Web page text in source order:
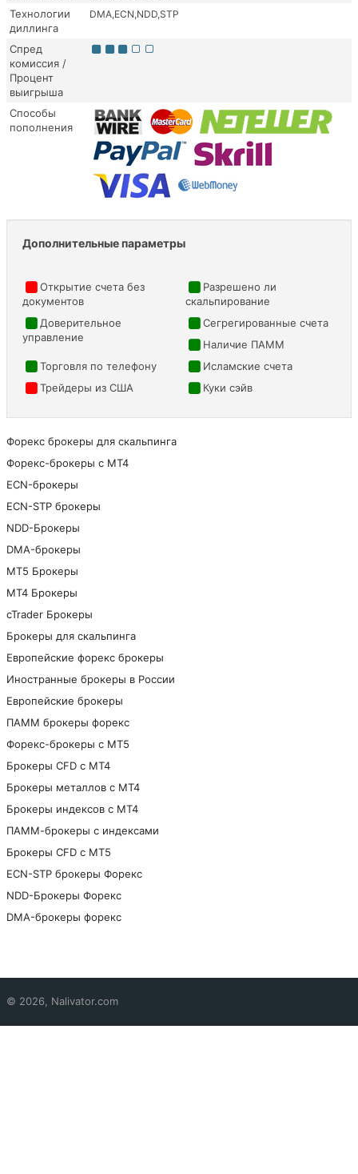
Технологии
диллинга
DMA ECN NDD STP
Спред
комиссия /
Процент
выигрыша
Способы
пополнения
Дополнительные параметры
Открытие счета без
документов
Разрешено ли
скальпирование
Доверительное
управление
Сегрегированные счета
Наличие ПАММ
Торговля по телефону
Исламские счета
Трейдеры из США
Куки сэйв
Форекс брокеры для скальпинга
Форекс-брокеры с MT4
ECN-брокеры
ECN-STP брокеры
NDD-Брокеры
DMA-брокеры
МТ5 Брокеры
МТ4 Брокеры
cTrader Брокеры
Брокеры для скальпинга
Европейские форекс брокеры
Иностранные брокеры в России
Европейские брокеры
ПАММ брокеры форекс
Форекс-брокеры с MT5
Брокеры CFD с МТ4
Брокеры металлов с МТ4
Брокеры индексов с МТ4
ПАММ-брокеры с индексами
Брокеры CFD с МТ5
ECN-STP брокеры Форекс
NDD-Брокеры Форекс
DMA-брокеры форекс
© 2026, Nalivator.com